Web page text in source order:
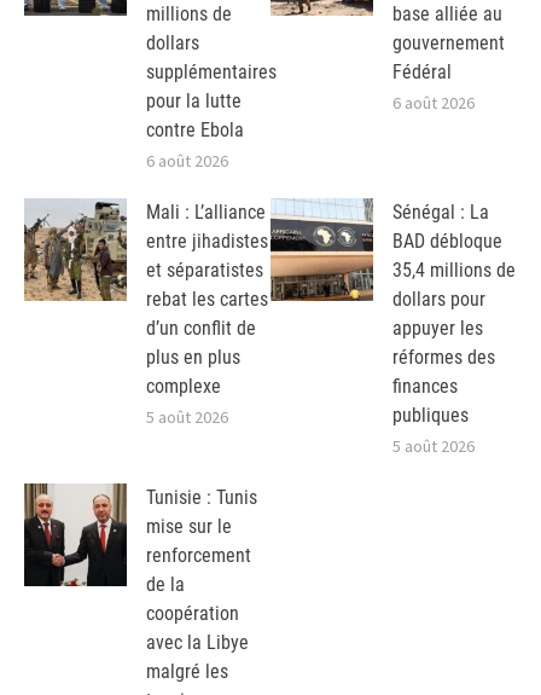
millions de
dollars
supplémentaires
pour la lutte
contre Ebola
6 août 2026
base alliée au
gouvernement
Fédéral
6 août 2026
Mali : L’alliance
entre jihadistes
et séparatistes
rebat les cartes
d’un conflit de
plus en plus
complexe
5 août 2026
Sénégal : La
BAD débloque
35,4 millions de
dollars pour
appuyer les
réformes des
finances
publiques
5 août 2026
Tunisie : Tunis
mise sur le
renforcement
de la
coopération
avec la Libye
malgré les